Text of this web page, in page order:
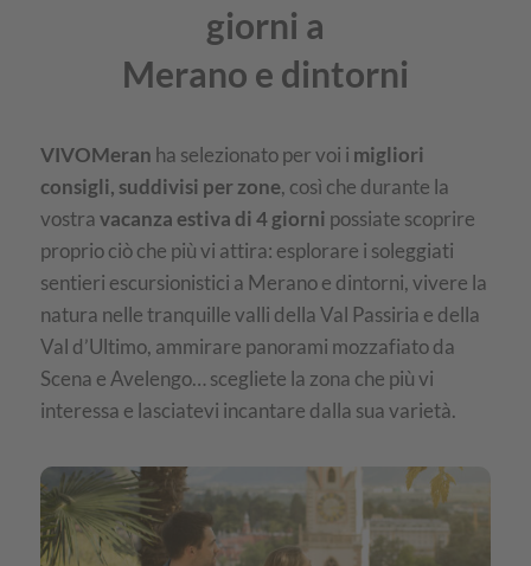
giorni a
Merano e dintorni
VIVOMeran ha selezionato per voi i migliori
consigli, suddivisi per zone, così che durante la
vostravacanza estiva di 4 giorni possiate scoprire
proprio ciò che più vi attira: esplorare i soleggiati
sentieri escursionistici a Merano e dintorni, vivere la
natura nelle tranquille valli della Val Passiria e della
Val d’Ultimo, ammirare panorami mozzafiato da
Scena e Avelengo… scegliete la zona che più vi
interessa e lasciatevi incantare dalla sua varietà.